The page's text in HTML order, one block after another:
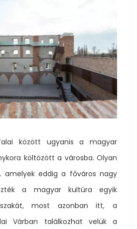
között ugyanis a magyar
költözött a városba. Olyan
amelyek eddig a főváros nagy
a magyar kultúra egyik
most azonban itt, a
Várban találkozhat velük a